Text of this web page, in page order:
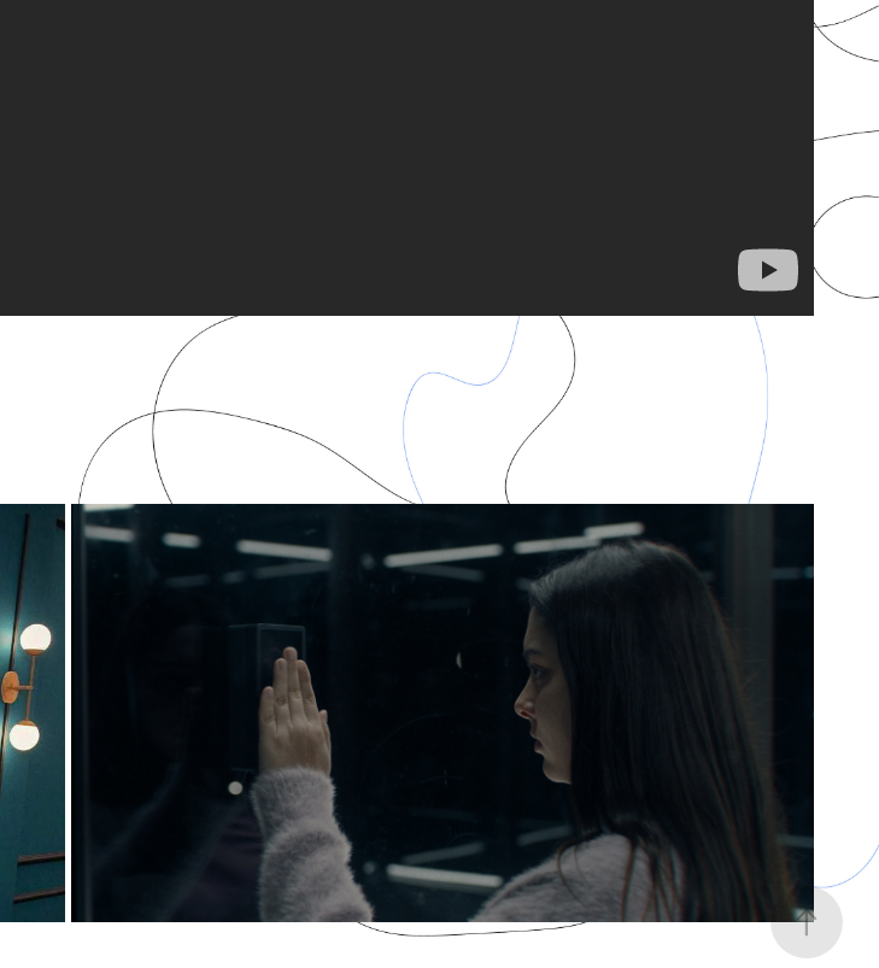
L7 e o Esquadrão da Cura